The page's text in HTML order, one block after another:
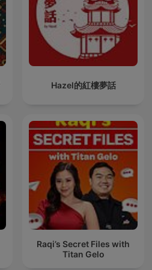
Hazel的紅樓夢話
Raqi’s Secret Files with
Titan Gelo